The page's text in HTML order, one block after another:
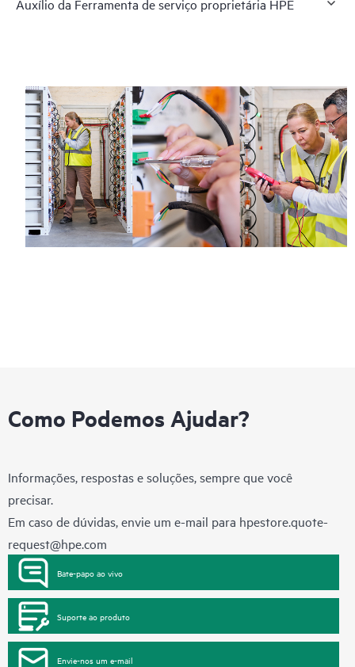
Auxílio da Ferramenta de serviço proprietária HPE
Como Podemos Ajudar?
Informações, respostas e soluções, sempre que você
precisar.
Em caso de dúvidas, envie um e-mail para hpestore.quote-
request@hpe.com
Bate-papo ao vivo
Suporte ao produto
Envie-nos um e-mail